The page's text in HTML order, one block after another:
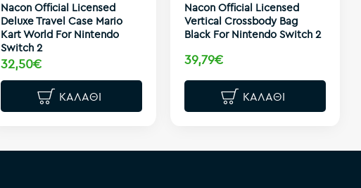
Nacon Official Licensed
Deluxe Travel Case Mario
Kart World For Nintendo
Switch 2
32,50€
ΚΑΛΆΘΙ
Nacon Official Licensed
Vertical Crossbody Bag
Black For Nintendo Switch 2
39,79€
ΚΑΛΆΘΙ